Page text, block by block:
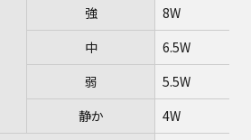
強
8W
中
6.5W
弱
5.5W
静か
4W